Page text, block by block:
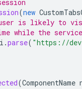
(new
user is likely to
while the
.parse( "https://
(ComponentName